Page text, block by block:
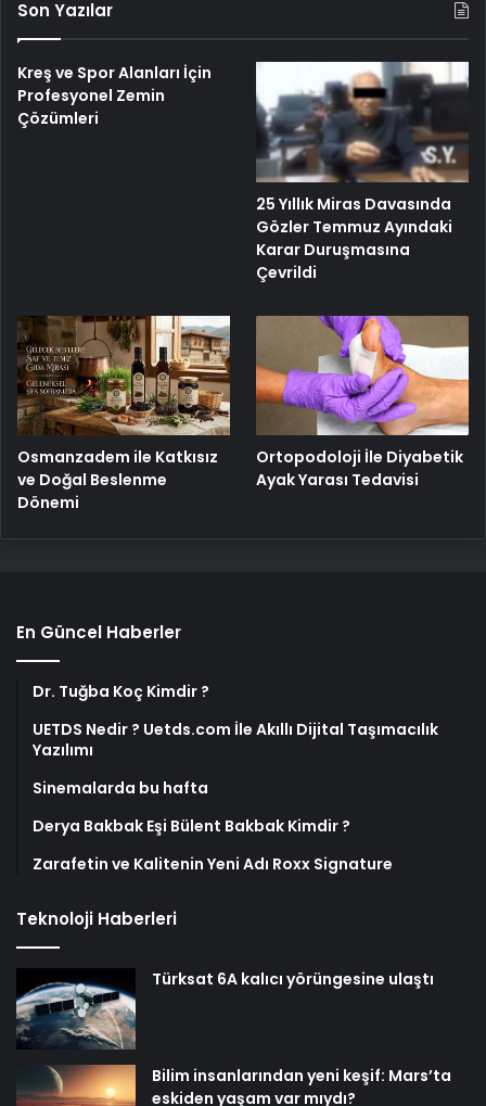
Son Yazılar
Kreş ve Spor Alanları İçin
Profesyonel Zemin
Çözümleri
25 Yıllık Miras Davasında
Gözler Temmuz Ayındaki
Karar Duruşmasına
Çevrildi
Osmanzadem ile Katkısız
ve Doğal Beslenme
Dönemi
Ortopodoloji İle Diyabetik
Ayak Yarası Tedavisi
En Güncel Haberler
Dr. Tuğba Koç Kimdir ?
UETDS Nedir ? Uetds.com İle Akıllı Dijital Taşımacılık
Yazılımı
Sinemalarda bu hafta
Derya Bakbak Eşi Bülent Bakbak Kimdir ?
Zarafetin ve Kalitenin Yeni Adı Roxx Signature
Teknoloji Haberleri
Türksat 6A kalıcı yörüngesine ulaştı
Bilim insanlarından yeni keşif: Mars’ta
eskiden yaşam var mıydı?